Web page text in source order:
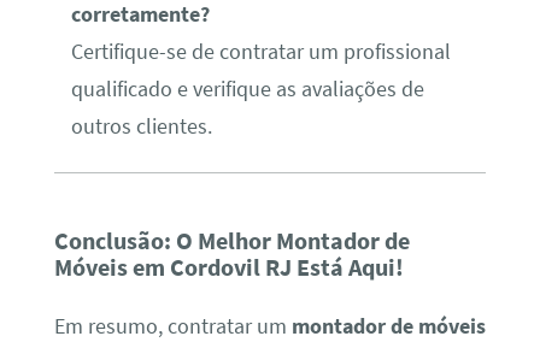
corretamente?
Certifique-se de contratar um profissional
qualificado e verifique as avaliações de
outros clientes.
Conclusão: O Melhor Montador de
Móveis em Cordovil RJ Está Aqui!
Em resumo, contratar um montador de móveis